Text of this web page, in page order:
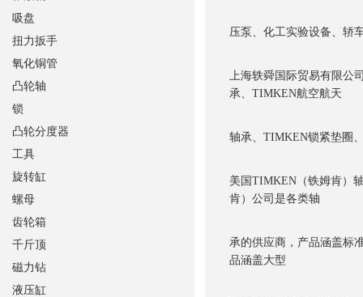
压泵、化工实验设备、轿
上海轶舜国际贸易有限公
承、TIMKEN航空航天
轴承、TIMKEN锁紧垫圈
美国TIMKEN（铁姆肯）
肯）公司是各类轴
承的供应商，产品涵盖标
品涵盖大型
吸盘
扭力扳手
氧化铜管
凸轮轴
锁
凸轮分度器
工具
旋转缸
螺母
齿轮箱
千斤顶
磁力钻
液压缸